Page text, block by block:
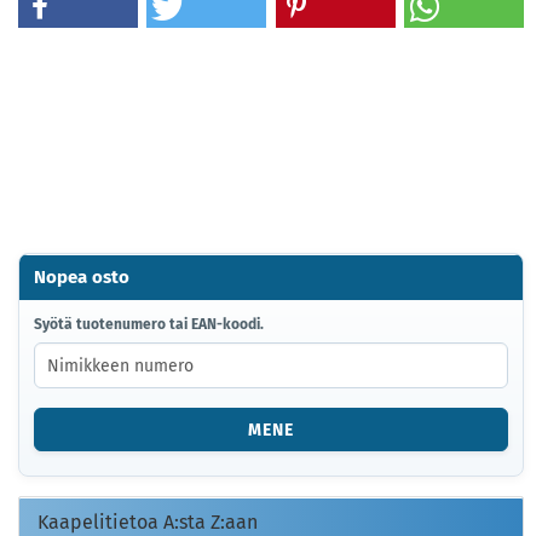
Nopea osto
SYÖTÄ
TUOTENUMERO
TAI
EAN-
KOODI.
Syötä tuotenumero tai EAN-koodi.
MENE
Kaapelitietoa A:sta Z:aan